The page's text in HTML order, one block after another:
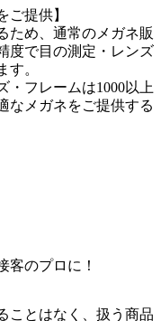
ご提供】
ため、通常のメガネ販
度で目の測定・レンズ
す。
・フレームは1000以上
なメガネをご提供する
客のプロに！
ことはなく、扱う商品